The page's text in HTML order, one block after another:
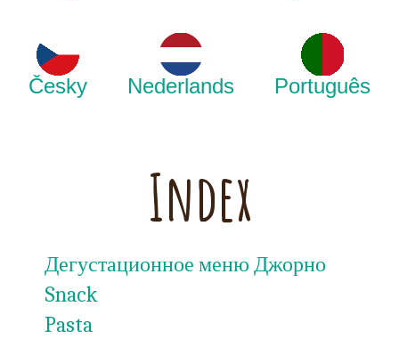
Česky Nederlands Português
Index
Дегустационное меню Джорно
Snack
Pasta